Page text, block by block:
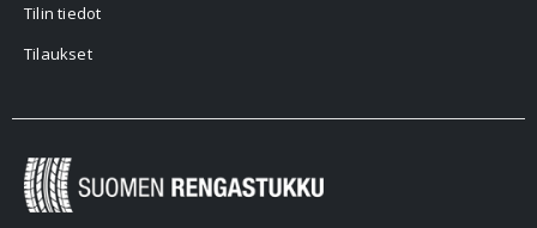
Tilin tiedot
Tilaukset